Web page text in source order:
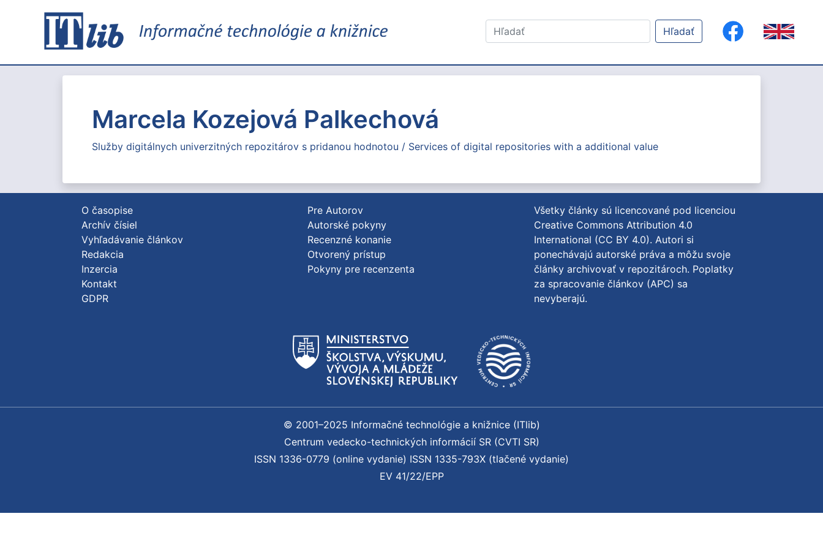
Hľadať
Marcela Kozejová Palkechová
Služby digitálnych univerzitných repozitárov s pridanou hodnotou / Services of digital repositories with a additional value
O časopise
Archív čísiel
Vyhľadávanie článkov
Redakcia
Inzercia
Kontakt
GDPR
Pre Autorov
Autorské pokyny
Recenzné konanie
Otvorený prístup
Pokyny pre recenzenta
Všetky články sú licencované pod licenciou
Creative Commons Attribution 4.0
International (CC BY 4.0). Autori si
ponechávajú autorské práva a môžu svoje
články archivovať v repozitároch. Poplatky
za spracovanie článkov (APC) sa
nevyberajú.
© 2001–2025 Informačné technológie a knižnice (ITlib)
Centrum vedecko-technických informácií SR (CVTI SR)
ISSN 1336-0779 (online vydanie) ISSN 1335-793X (tlačené vydanie)
EV 41/22/EPP